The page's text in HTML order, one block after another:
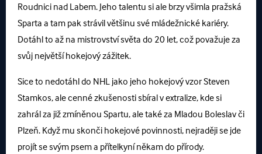
Roudnici nad Labem. Jeho talentu si ale brzy všimla pražská
Sparta a tam pak strávil většinu své mládežnické kariéry.
Dotáhl to až na mistrovství světa do 20 let, což považuje za
svůj největší hokejový zážitek.
Sice to nedotáhl do NHL jako jeho hokejový vzor Steven
Stamkos, ale cenné zkušenosti sbíral v extralize, kde si
zahrál za již zmíněnou Spartu, ale také za Mladou Boleslav či
Plzeň. Když mu skonči hokejové povinnosti, nejraději se jde
projít se svým psem a přítelkyní někam do přírody.